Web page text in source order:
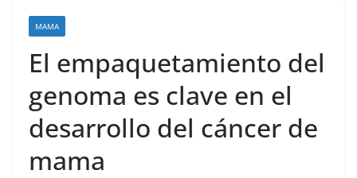
MAMA
El empaquetamiento del
genoma es clave en el
desarrollo del cáncer de
mama